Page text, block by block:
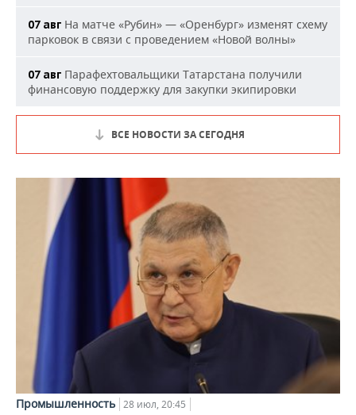
07 авг На матче «Рубин» — «Оренбург» изменят схему
парковок в связи с проведением «Новой волны»
07 авг Парафехтовальщики Татарстана получили
финансовую поддержку для закупки экипировки
ВСЕ НОВОСТИ ЗА СЕГОДНЯ
Промышленность 28 июл, 20:45